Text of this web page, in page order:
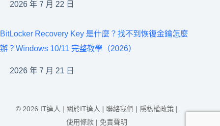
2026 年 7 月 22 日
BitLocker Recovery Key 是什麼？找不到恢復金鑰怎麼
辦？Windows 10/11 完整教學（2026）
2026 年 7 月 21 日
© 2026 IT達人 | 關於IT達人 |聯絡我們 | 隱私權政策 |
使用條款 | 免責聲明